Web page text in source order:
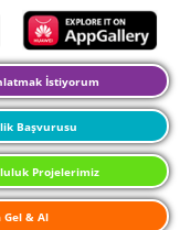
İstiyorum
Başvurusu
Projelerimiz
Gel & Al